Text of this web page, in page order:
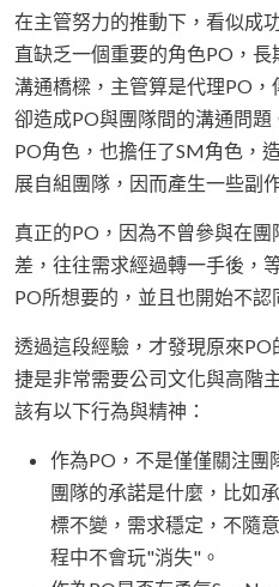
在主管努力的推動下，看似成
直缺乏一個重要的角色PO，
溝通橋樑，主管算是代理PO，
卻造成PO與團隊間的溝通問
PO角色，也擔任了SM角色，
展自組團隊，因而產生一些副
真正的PO，因為不曾參與在
差，往往需求經過轉一手後，
PO所想要的，並且也開始不認
透過這段經驗，才發現原來
捷是非常需要公司文化與高階
該有以下行為與精神：
作為PO，不是僅僅關注團
團隊的承諾是什麼，比如
標不變，需求穩定，不隨
程中不會玩"消失"。